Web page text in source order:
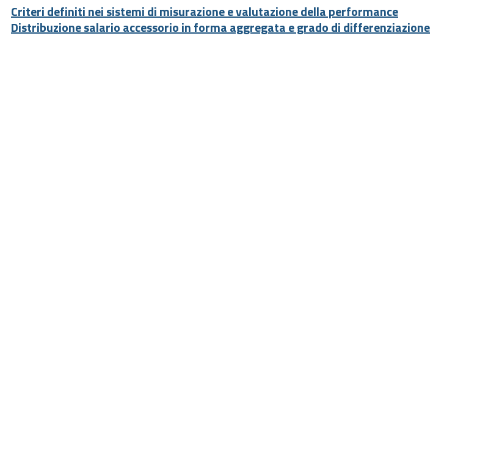
Criteri definiti nei sistemi di misurazione e valutazione della performance
Distribuzione salario accessorio in forma aggregata e grado di differenziazione